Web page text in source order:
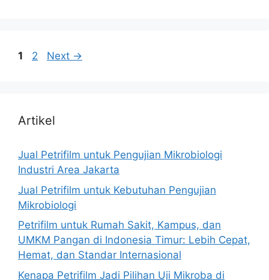
Page
1 Page
2 Next →
Artikel
Jual Petrifilm untuk Pengujian Mikrobiologi
Industri Area Jakarta
Jual Petrifilm untuk Kebutuhan Pengujian
Mikrobiologi
Petrifilm untuk Rumah Sakit, Kampus, dan
UMKM Pangan di Indonesia Timur: Lebih Cepat,
Hemat, dan Standar Internasional
Kenapa Petrifilm Jadi Pilihan Uji Mikroba di